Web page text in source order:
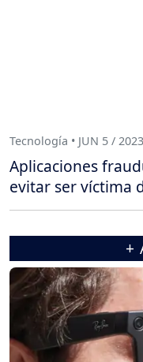
Tecnología • JUN 5 / 2023
Aplicaciones
evitar ser víctima
+